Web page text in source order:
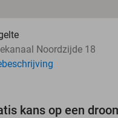
Noordzijde 18